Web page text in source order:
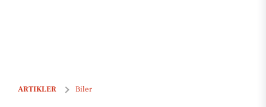
ARTIKLER Biler
De billigste biler i Gistrup - Priser helt ned til 16.800 kr!